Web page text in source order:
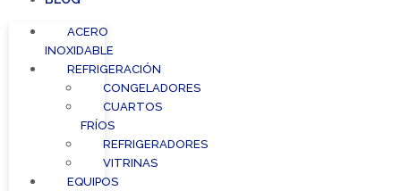
ACERO
INOXIDABLE
REFRIGERACIÓN
CONGELADORES
CUARTOS
FRÍOS
REFRIGERADORES
VITRINAS
EQUIPOS